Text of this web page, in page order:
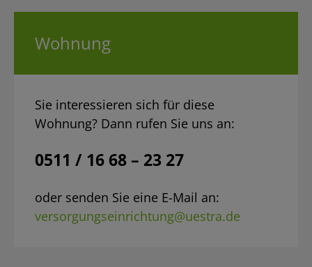
Wohnung
Sie interessieren sich für diese
Wohnung? Dann rufen Sie uns an:
0511 / 16 68 – 23 27
oder senden Sie eine E-Mail an:
versorgungseinrichtung@uestra.de